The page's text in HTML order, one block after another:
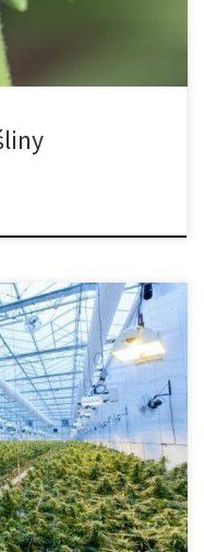
przy tak wielu różnych
sposobem na uprawę
wiedzieć, jak
Zanim
upewnijmy się, że
Po pierwsze, […]